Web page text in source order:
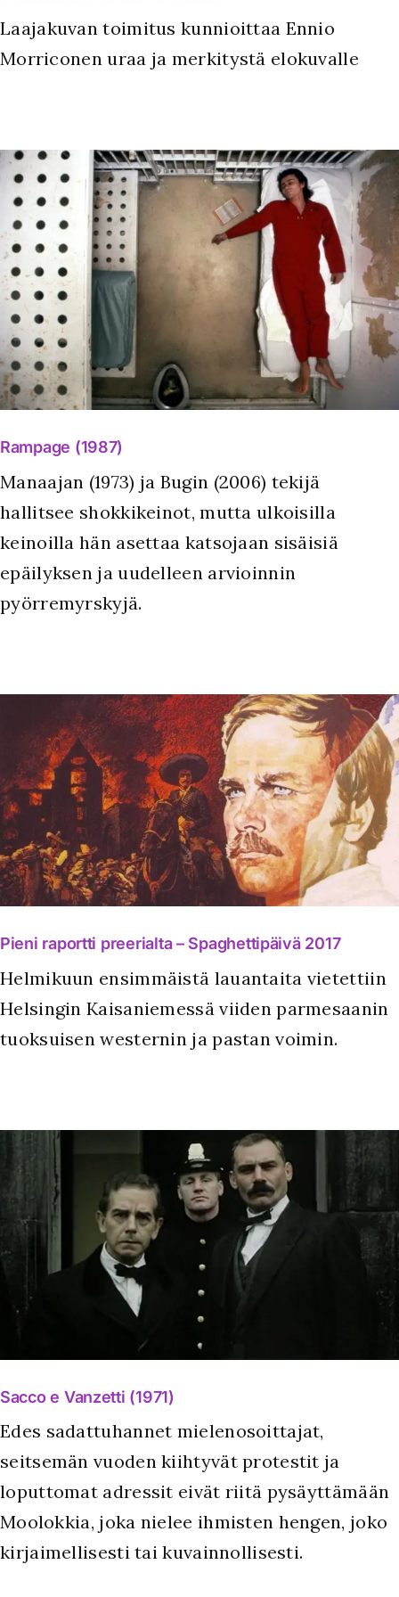
Laajakuvan toimitus kunnioittaa Ennio
Morriconen uraa ja merkitystä elokuvalle
Rampage (1987)
Manaajan (1973) ja Bugin (2006) tekijä
hallitsee shokkikeinot, mutta ulkoisilla
keinoilla hän asettaa katsojaan sisäisiä
epäilyksen ja uudelleen arvioinnin
pyörremyrskyjä.
Pieni raportti preerialta – Spaghettipäivä 2017
Helmikuun ensimmäistä lauantaita vietettiin
Helsingin Kaisaniemessä viiden parmesaanin
tuoksuisen westernin ja pastan voimin.
Sacco e Vanzetti (1971)
Edes sadattuhannet mielenosoittajat,
seitsemän vuoden kiihtyvät protestit ja
loputtomat adressit eivät riitä pysäyttämään
Moolokkia, joka nielee ihmisten hengen, joko
kirjaimellisesti tai kuvainnollisesti.